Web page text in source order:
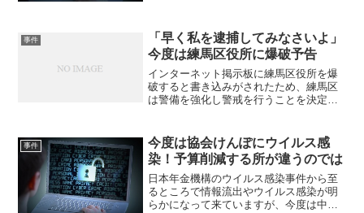
ちだしたのではないかとみられていま
す。
事件
「早く私を逮捕してみなさいよ」
今度は練馬区役所に爆破予告
インターネット掲示板に練馬区役所を爆
破すると書き込みがされたため、練馬区
は警備を強化し警戒を行うことを決定
を爆破するという書き込みもされていま
した。
事件
今度は協会けんぽにウイルス感
染！予算削減する所が違うのでは
日本年金機構のウイルス感染事件から至
るところで情報流出やウイルス感染が明
らかになって来ていますが、今度は中小